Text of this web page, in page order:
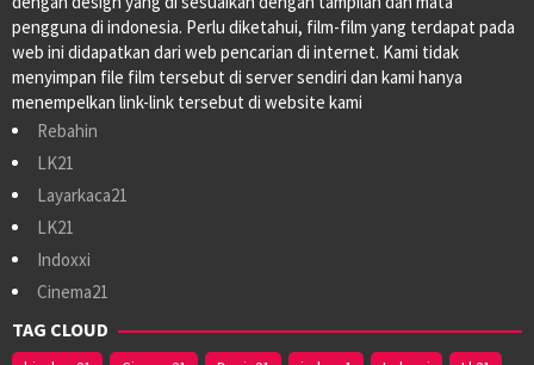
pengguna di indonesia. Perlu diketahui, film-film yang terdapat pada
web ini didapatkan dari web pencarian di internet. Kami tidak
menyimpan file film tersebut di server sendiri dan kami hanya
menempelkan link-link tersebut di website kami
Rebahin
LK21
Layarkaca21
LK21
Indoxxi
Cinema21
TAG CLOUD